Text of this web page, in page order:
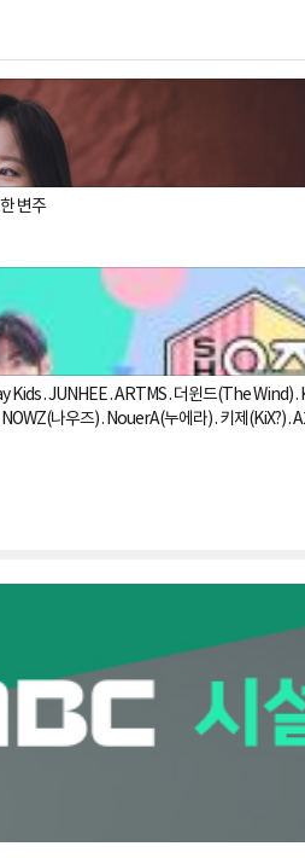
변주
윈드(The Wind) . KISS OF
나우즈) . NouerA(누에라) . 키제(KiX?) .